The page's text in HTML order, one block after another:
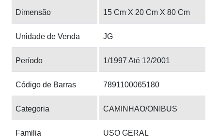
Dimensão 15 Cm X 20 Cm X 80 Cm
Unidade de Venda JG
Período 1/1997 Até 12/2001
Código de Barras 7891100065180
Categoria CAMINHAO/ONIBUS
Familia USO GERAL